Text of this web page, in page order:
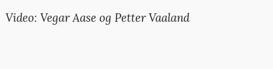
Video: Vegar Aase og Petter Vaaland